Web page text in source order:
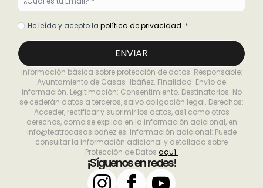
Política
privacidad
He leído y acepto lapolítica de privacidad. *
ENVIAR
Información básica sobre protección de datos: Responsable:
Ayuntamiento de Casas-Ibáñez. Finalidad: Envío de
información. Legitimación: Consentimiento. Destinatarios: No
se cederán datos a terceros, salvo obligación legal. Derechos:
Acceder, rectificar y suprimir los datos, así como otros
derechos, como se explica en la información adicional, en
info@teatrocasasibañez.es. Información adicional: Puede
consultar la información adicional y detallada sobre
Protección de Datos aquí.
¡Síguenos en redes!